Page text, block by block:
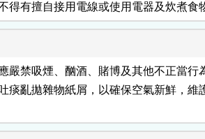
得有擅自接用電線或使用電器及炊煮食
嚴禁吸煙、酗酒、賭博及其他不正當行
吐痰亂拋雜物紙屑，以確保空氣新鮮，維